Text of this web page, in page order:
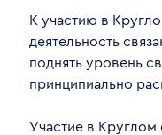
К участию в
деятельность
поднять уровень
принципиально
Участие в Круглом